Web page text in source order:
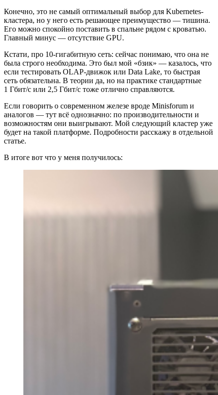
Конечно, это не самый оптимальный выбор для Kubernetes-
кластера, но у него есть решающее преимущество — тишина.
Его можно спокойно поставить в спальне рядом с кроватью.
Главный минус — отсутствие GPU.
Кстати, про 10-гигабитную сеть: сейчас понимаю, что она не
была строго необходима. Это был мой «бзик» — казалось, что
если тестировать OLAP-движок или Data Lake, то быстрая
сеть обязательна. В теории да, но на практике стандартные
1 Гбит/с или 2,5 Гбит/с тоже отлично справляются.
Если говорить о современном железе вроде Minisforum и
аналогов — тут всё однозначно: по производительности и
возможностям они выигрывают. Мой следующий кластер уже
будет на такой платформе. Подробности расскажу в отдельной
статье.
В итоге вот что у меня получилось: